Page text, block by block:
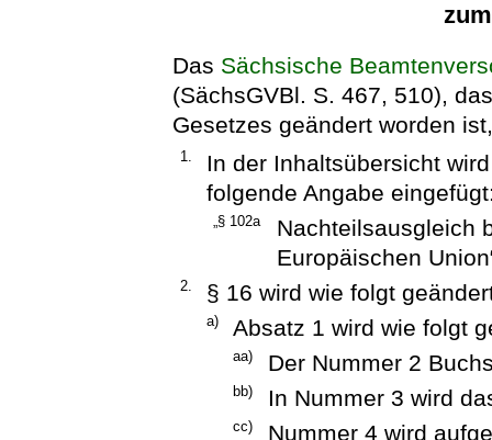
Das Sächsische
(SächsGVBl. S. 467, 510),
Gesetzes geändert worden
1.
In der Inhaltsübersicht
folgende Angabe
„§ 102a
Nachteilsausgleich
Europäischen
2. § 16 wird wie folgt
a) Absatz 1 wird wie folgt
aa) Der Nummer 2
bb) In Nummer 3 wird
cc) Nummer 4 wird